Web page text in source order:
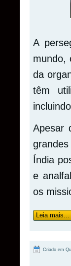
A
mundo,
da
têm
Apesar
Índia
e
os
Leia mais...
Criado em